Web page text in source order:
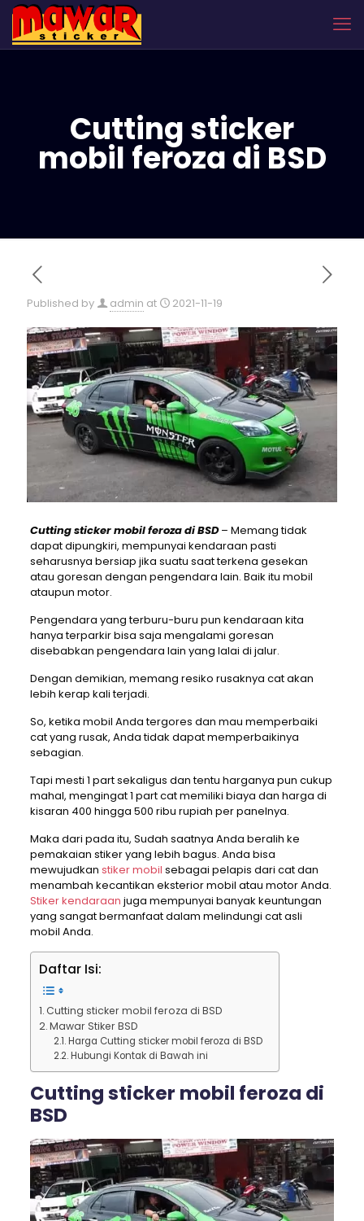
Cutting sticker
mobil feroza di BSD
Published by admin at 2021-11-19
Cutting sticker mobil feroza di BSD– Memang tidak
dapat dipungkiri, mempunyai kendaraan pasti
seharusnya bersiap jika suatu saat terkena gesekan
atau goresan dengan pengendara lain. Baik itu mobil
ataupun motor.
Pengendara yang terburu-buru pun kendaraan kita
hanya terparkir bisa saja mengalami goresan
disebabkan pengendara lain yang lalai di jalur.
Dengan demikian, memang resiko rusaknya cat akan
lebih kerap kali terjadi.
So, ketika mobil Anda tergores dan mau memperbaiki
cat yang rusak, Anda tidak dapat memperbaikinya
sebagian.
Tapi mesti 1 part sekaligus dan tentu harganya pun cukup
mahal, mengingat 1 part cat memiliki biaya dan harga di
kisaran 400 hingga 500 ribu rupiah per panelnya.
Maka dari pada itu, Sudah saatnya Anda beralih ke
pemakaian stiker yang lebih bagus. Anda bisa
mewujudkan stiker mobil sebagai pelapis dari cat dan
menambah kecantikan eksterior mobil atau motor Anda.
Stiker kendaraan juga mempunyai banyak keuntungan
yang sangat bermanfaat dalam melindungi cat asli
mobil Anda.
Daftar Isi:
Cutting sticker mobil feroza di BSD
Mawar Stiker BSD
Harga Cutting sticker mobil feroza di BSD
Hubungi Kontak di Bawah ini
Cutting sticker mobil feroza di
BSD